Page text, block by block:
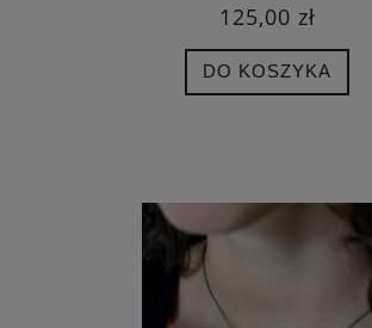
125,00 zł
DO KOSZYKA